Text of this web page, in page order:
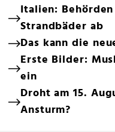
Italien:
Strandbäder ab
Das kann die
Erste Bilder:
ein
Droht am 15.
Ansturm?